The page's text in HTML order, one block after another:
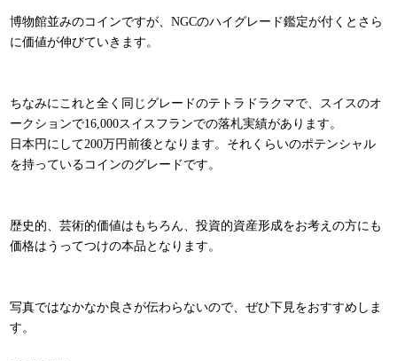
博物館並みのコインですが、NGCのハイグレード鑑定が付くとさら
に価値が伸びていきます。
ちなみにこれと全く同じグレードのテトラドラクマで、スイスのオ
ークションで16,000スイスフランでの落札実績があります。
日本円にして200万円前後となります。それくらいのポテンシャル
を持っているコインのグレードです。
歴史的、芸術的価値はもちろん、投資的資産形成をお考えの方にも
価格はうってつけの本品となります。
写真ではなかなか良さが伝わらないので、ぜひ下見をおすすめしま
す。